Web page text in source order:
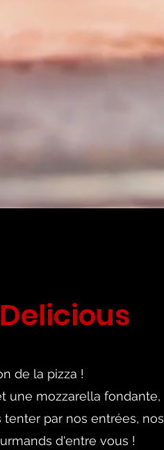
de la pizza !
une mozzarella fondante,
par nos entrées, nos
d'entre vous !